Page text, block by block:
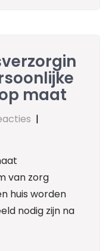
maat
|
van zorg
huis worden
nodig zijn na